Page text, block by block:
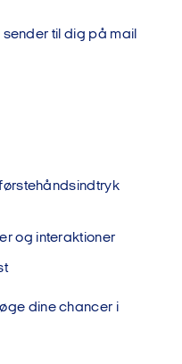
til dig på mail
og interaktioner
dine chancer i